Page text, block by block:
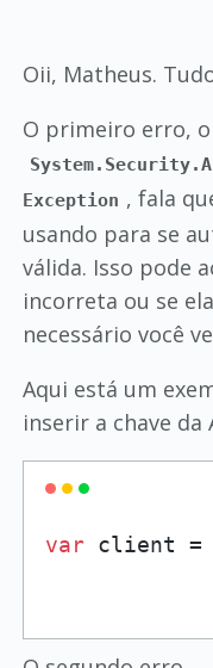
Oii, Matheus.
O primeiro erro, o
Exception , fala
usando para se
válida. Isso pode
incorreta ou se
necessário você
Aqui está um
inserir a chave da
var client =